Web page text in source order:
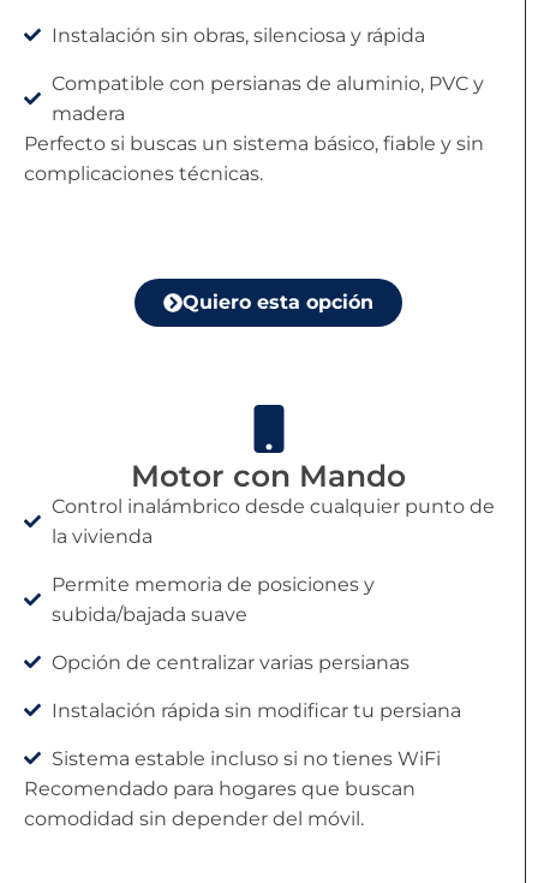
Instalación sin obras, silenciosa y rápida
Compatible con persianas de aluminio, PVC y
madera
Perfecto si buscas un sistema básico, fiable y sin
complicaciones técnicas.
Quiero esta opción
Motor con Mando
Control inalámbrico desde cualquier punto de
la vivienda
Permite memoria de posiciones y
subida/bajada suave
Opción de centralizar varias persianas
Instalación rápida sin modificar tu persiana
Sistema estable incluso si no tienes WiFi
Recomendado para hogares que buscan
comodidad sin depender del móvil.